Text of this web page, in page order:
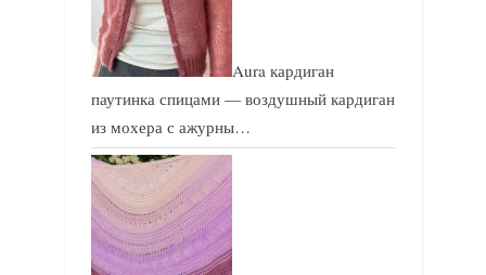
Aura кардиган
паутинка спицами — воздушный кардиган
из мохера с ажурны…